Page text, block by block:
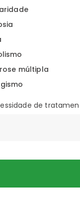
múltipla
de